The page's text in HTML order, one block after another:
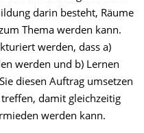
darin besteht, Räume
Thema werden kann.
werden, dass a)
werden und b) Lernen
diesen Auftrag umsetzen
damit gleichzeitig
werden kann.